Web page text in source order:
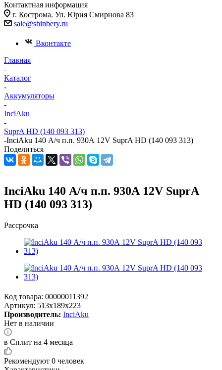
Контактная информация
г. Кострома. Ул. Юрия Смирнова 83
sale@shinbery.ru
Вконтакте
Главная
-
Каталог
-
Аккумуляторы
-
InciAku
-
SuprA HD (140 093 313)
-InciAku 140 А/ч п.п. 930А 12V SuprA HD (140 093 313)
Поделиться
InciAku 140 А/ч п.п. 930А 12V SuprA
HD (140 093 313)
Рассрочка
Код товара: 00000011392
Артикул: 513x189x223
Производитель: InciAku
Нет в наличии
в Сплит на 4 месяца
Рекомендуют 0 человек